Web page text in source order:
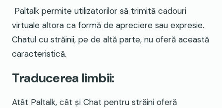
Paltalk permite utilizatorilor să trimită cadouri
virtuale altora ca formă de apreciere sau expresie.
Chatul cu străinii, pe de altă parte, nu oferă această
caracteristică.
Traducerea limbii:
Atât Paltalk, cât și Chat pentru străini oferă